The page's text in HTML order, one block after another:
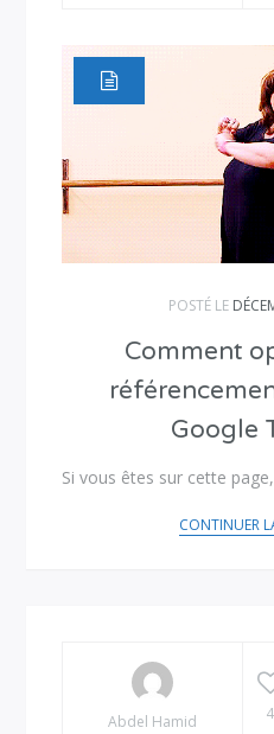
POSTÉ LE
Comment
Google
Si vous êtes sur cette
CONTINUER
Abdel Hamid 4